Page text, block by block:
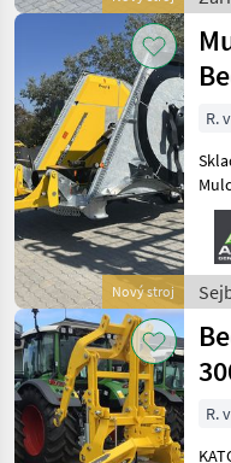
na
Nový stroj
R.
o
/
R.